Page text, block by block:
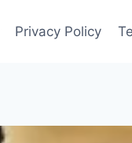
Privacy Policy